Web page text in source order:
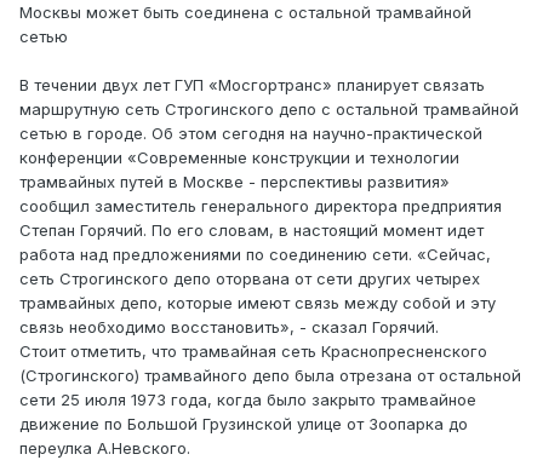
Москвы может быть соединена с остальной трамвайной
сетью
В течении двух лет ГУП «Мосгортранс» планирует связать
маршрутную сеть Строгинского депо с остальной трамвайной
сетью в городе. Об этом сегодня на научно-практической
конференции «Современные конструкции и технологии
трамвайных путей в Москве - перспективы развития»
сообщил заместитель генерального директора предприятия
Степан Горячий. По его словам, в настоящий момент идет
работа над предложениями по соединению сети. «Сейчас,
сеть Строгинского депо оторвана от сети других четырех
трамвайных депо, которые имеют связь между собой и эту
связь необходимо восстановить», - сказал Горячий.
Стоит отметить, что трамвайная сеть Краснопресненского
(Строгинского) трамвайного депо была отрезана от остальной
сети 25 июля 1973 года, когда было закрыто трамвайное
движение по Большой Грузинской улице от Зоопарка до
переулка А.Невского.